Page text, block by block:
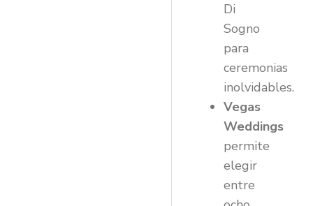
Di
Sogno
para
ceremonias
inolvidables.
Vegas
Weddings
permite
elegir
entre